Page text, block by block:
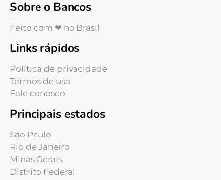
Sobre o Bancos
Feito com ❤ no Brasil
Links rápidos
Política de privacidade
Termos de uso
Fale conosco
Principais estados
São Paulo
Rio de Janeiro
Minas Gerais
Distrito Federal